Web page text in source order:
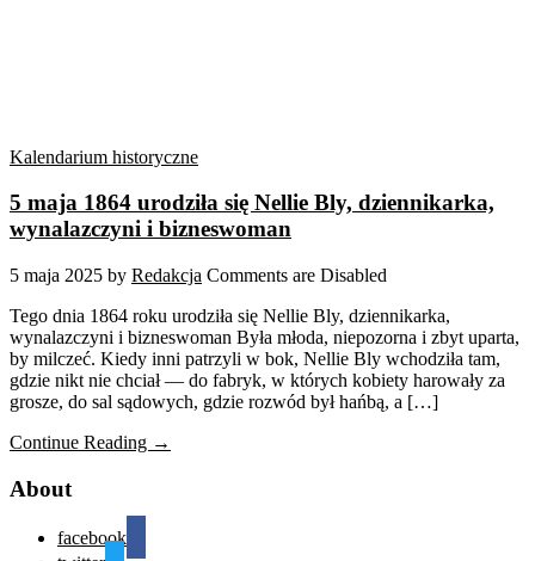
Kalendarium historyczne
5 maja 1864 urodziła się Nellie Bly, dziennikarka,
wynalazczyni i bizneswoman
5 maja 2025 by Redakcja Comments are Disabled
Tego dnia 1864 roku urodziła się Nellie Bly, dziennikarka,
wynalazczyni i bizneswoman Była młoda, niepozorna i zbyt uparta,
by milczeć. Kiedy inni patrzyli w bok, Nellie Bly wchodziła tam,
gdzie nikt nie chciał — do fabryk, w których kobiety harowały za
grosze, do sal sądowych, gdzie rozwód był hańbą, a […]
Continue Reading →
About
facebook